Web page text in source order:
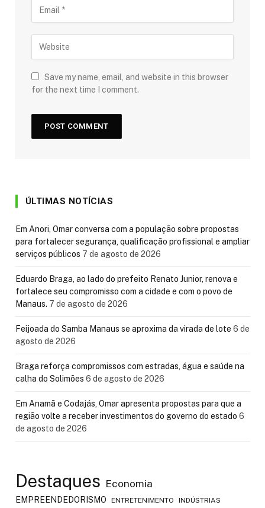
Save my name, email, and website in this browser
for the next time I comment.
ÚLTIMAS NOTÍCIAS
Em Anori, Omar conversa com a população sobre propostas
para fortalecer segurança, qualificação profissional e ampliar
serviços públicos 7 de agosto de 2026
Eduardo Braga, ao lado do prefeito Renato Junior, renova e
fortalece seu compromisso com a cidade e com o povo de
Manaus. 7 de agosto de 2026
Feijoada do Samba Manaus se aproxima da virada de lote 6 de
agosto de 2026
Braga reforça compromissos com estradas, água e saúde na
calha do Solimões 6 de agosto de 2026
Em Anamã e Codajás, Omar apresenta propostas para que a
região volte a receber investimentos do governo do estado 6
de agosto de 2026
Destaques Economia
EMPREENDEDORISMO ENTRETENIMENTO INDÚSTRIAS